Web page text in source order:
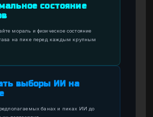
состояние
мораль и физическое состояние
на пике перед каждым крупным
выборы ИИ на
банах и пиках ИИ до